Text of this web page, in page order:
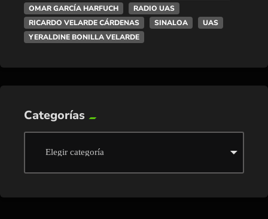
OMAR GARCÍA HARFUCH
RADIO UAS
RICARDO VELARDE CÁRDENAS
SINALOA
UAS
YERALDINE BONILLA VELARDE
Categorías